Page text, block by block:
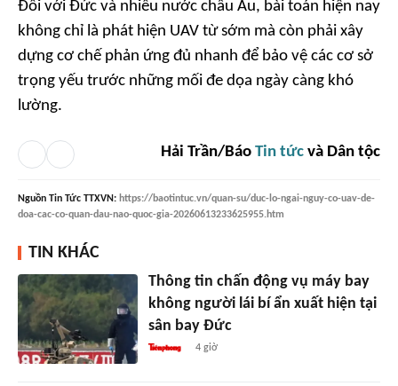
Đối với Đức và nhiều nước châu Âu, bài toán hiện nay
không chỉ là phát hiện UAV từ sớm mà còn phải xây
dựng cơ chế phản ứng đủ nhanh để bảo vệ các cơ sở
trọng yếu trước những mối đe dọa ngày càng khó
lường.
Hải Trần/Báo Tin tức và Dân tộc
Nguồn Tin Tức TTXVN: https://baotintuc.vn/quan-su/duc-lo-ngai-nguy-co-uav-de-
doa-cac-co-quan-dau-nao-quoc-gia-20260613233625955.htm
TIN KHÁC
Thông tin chấn động vụ máy bay
không người lái bí ẩn xuất hiện tại
sân bay Đức
4 giờ